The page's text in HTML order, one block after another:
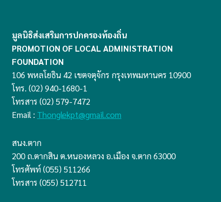
มูลนิธิส่งเสริมการปกครองท้องถิ่น
PROMOTION OF LOCAL ADMINISTRATION
FOUNDATION
106 พหลโยธิน 42 เขตจตุจักร กรุงเทพมหานคร 10900
โทร. (02) 940-1680-1
โทรสาร (02) 579-7472
Email : Thonglekpt@gmail.com
สนง.ตาก
200 ถ.ตากสิน ต.หนองหลวง อ.เมือง จ.ตาก 63000
โทรศัพท์ (055) 511266
โทรสาร (055) 512711